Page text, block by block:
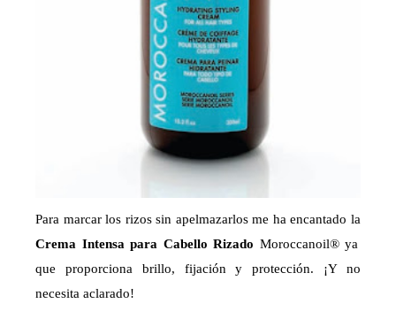
Para marcar los rizos sin apelmazarlos me ha encantado la
Crema Intensa para Cabello Rizado Moroccanoil® ya
que proporciona brillo, fijación y protección. ¡Y no
necesita aclarado!